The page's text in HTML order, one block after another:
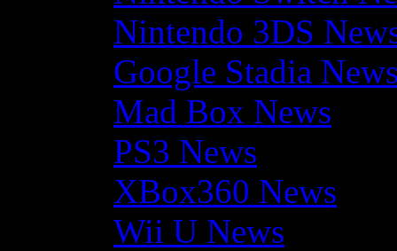
Nintendo 3DS
Google Stadia
Mad Box News
PS3 News
XBox360 News
Wii U News